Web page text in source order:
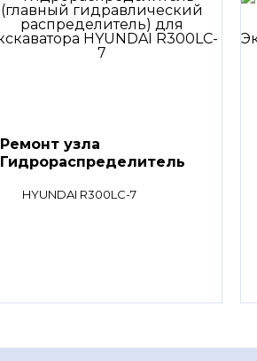
Ремонт узла
Гидрораспределитель
гидравлический
HYUNDAI R300LC-7